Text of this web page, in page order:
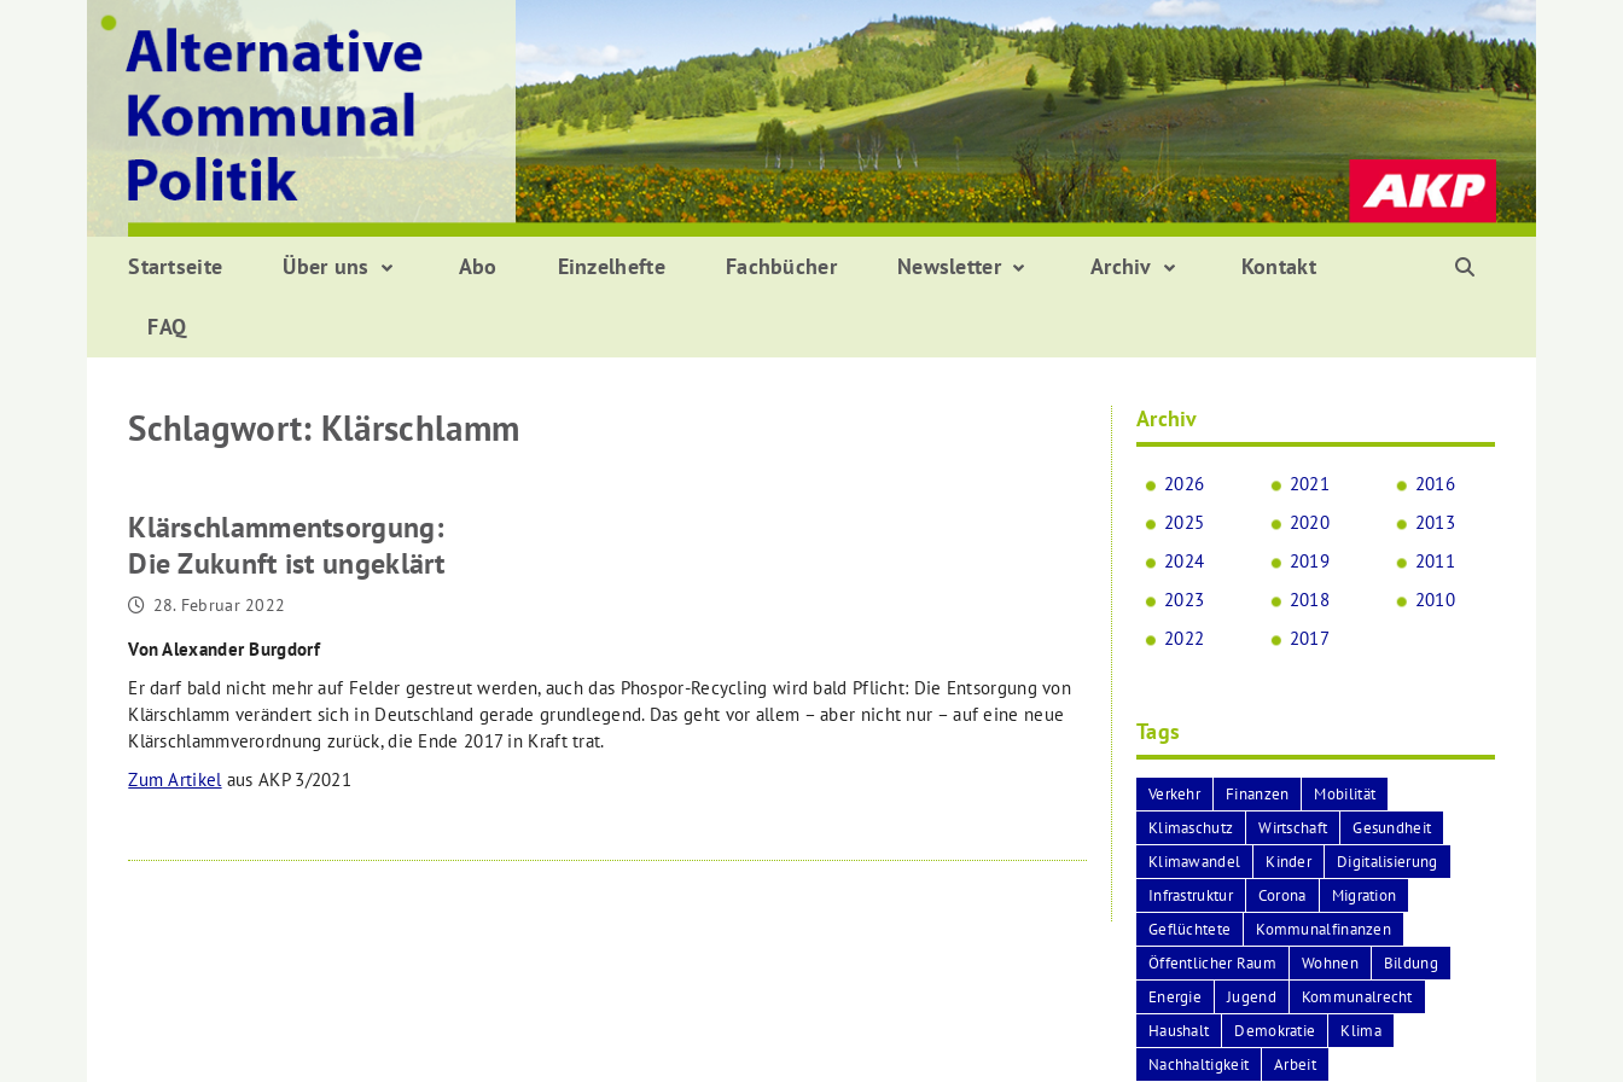
Zurück
zum
Inhalt
Startseite Über uns Abo Einzelhefte Fachbücher Newsletter Archiv Kontakt
FAQ
Schlagwort: Klärschlamm
Klärschlammentsorgung:
Die Zukunft ist ungeklärt
28. Februar 2022
Von Alexander Burgdorf
Er darf bald nicht mehr auf Felder gestreut werden, auch das Phospor-Recycling wird bald Pflicht: Die Entsorgung von
Klärschlamm verändert sich in Deutschland gerade grundlegend. Das geht vor allem – aber nicht nur – auf eine neue
Klärschlammverordnung zurück, die Ende 2017 in Kraft trat.
Zum Artikelaus AKP 3/2021
Archiv
2026
2025
2024
2023
2022
2021
2020
2019
2018
2017
2016
2013
2011
2010
Tags
Verkehr Finanzen
Mobilität
Klimaschutz
Wirtschaft
Gesundheit
Klimawandel
Kinder
Digitalisierung
Infrastruktur
Corona
Migration
Geflüchtete
Kommunalfinanzen
Öffentlicher Raum
Wohnen
Bildung
Energie
Jugend
Kommunalrecht
Haushalt
Demokratie
Klima
Nachhaltigkeit
Arbeit